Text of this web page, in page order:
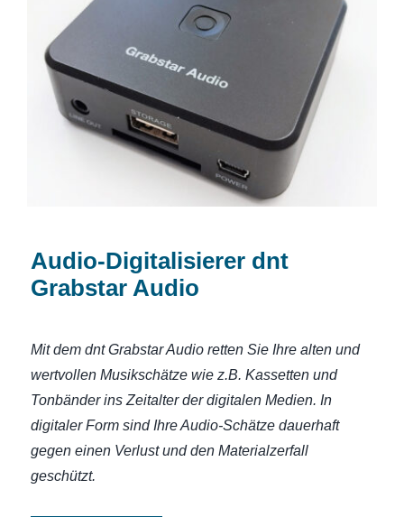
Audio-Digitalisierer dnt Grabstar Audio
Audio-Digitalisierer dnt
Grabstar Audio
Mit dem dnt Grabstar Audio retten Sie Ihre alten und
wertvollen Musikschätze wie z.B. Kassetten und
Tonbänder ins Zeitalter der digitalen Medien. In
digitaler Form sind Ihre Audio-Schätze dauerhaft
gegen einen Verlust und den Materialzerfall
geschützt.